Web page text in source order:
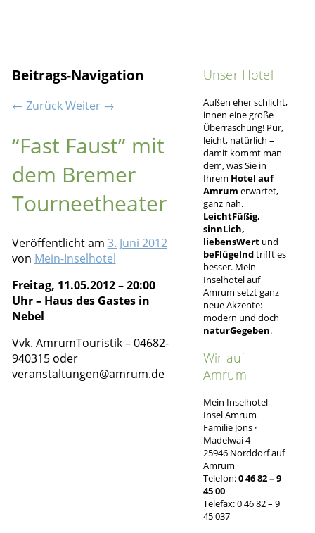
Beitrags-Navigation
← ZurückWeiter →
“Fast Faust” mit
dem Bremer
Tourneetheater
Veröffentlicht am 3. Juni 2012
von Mein-Inselhotel
Freitag, 11.05.2012 – 20:00
Uhr – Haus des Gastes in
Nebel
Vvk. AmrumTouristik – 04682-
940315 oder
veranstaltungen@amrum.de
Unser Hotel
Außen eher schlicht,
innen eine große
Überraschung! Pur,
leicht, natürlich –
damit kommt man
dem, was Sie in
Ihrem Hotel auf
Amrum erwartet,
ganz nah.
LeichtFüßig,
sinnLich,
liebensWertund
beFlügelndtrifft es
besser. Mein
Inselhotel auf
Amrum setzt ganz
neue Akzente:
modern und doch
naturGegeben.
Wir auf
Amrum
Mein Inselhotel –
Insel Amrum
Familie Jöns ·
Madelwai 4
25946 Norddorf auf
Amrum
Telefon:0 46 82 – 9
45 00
Telefax: 0 46 82 – 9
45 037